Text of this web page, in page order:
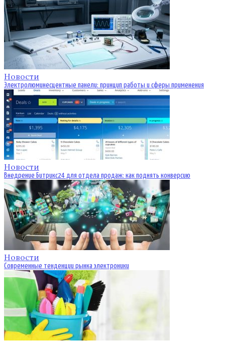
Новости
Электролюминесцентные панели: принцип работы и сферы применения
Новости
Внедрение Битрикс24 для отдела продаж: как поднять конверсию
Новости
Современные тенденции рынка электроники